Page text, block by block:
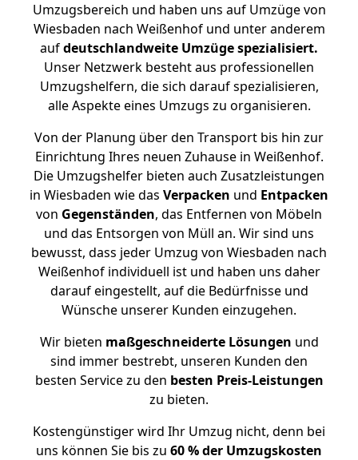
Umzugsbereich und haben uns auf Umzüge von
Wiesbaden nach Weißenhof und unter anderem
aufdeutschlandweite Umzüge spezialisiert.
Unser Netzwerk besteht aus professionellen
Umzugshelfern, die sich darauf spezialisieren,
alle Aspekte eines Umzugs zu organisieren.
Von der Planung über den Transport bis hin zur
Einrichtung Ihres neuen Zuhause in Weißenhof.
Die Umzugshelfer bieten auch Zusatzleistungen
in Wiesbaden wie das Verpacken und Entpacken
von Gegenständen, das Entfernen von Möbeln
und das Entsorgen von Müll an. Wir sind uns
bewusst, dass jeder Umzug von Wiesbaden nach
Weißenhof individuell ist und haben uns daher
darauf eingestellt, auf die Bedürfnisse und
Wünsche unserer Kunden einzugehen.
Wir bieten maßgeschneiderte Lösungen und
sind immer bestrebt, unseren Kunden den
besten Service zu den besten Preis-Leistungen
zu bieten.
Kostengünstiger wird Ihr Umzug nicht, denn bei
uns können Sie bis zu 60 % der Umzugskosten